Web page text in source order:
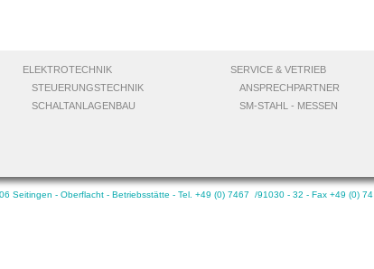
ELEKTROTECHNIK
STEUERUNGSTECHNIK
SCHALTANLAGENBAU
SERVICE & VETRIEB
ANSPRECHPARTNER
SM-STAHL - MESSEN
Seitingen - Oberflacht - Betriebsstätte - Tel. +49 (0) 7467 /91030 - 32 - Fax +49 (0)